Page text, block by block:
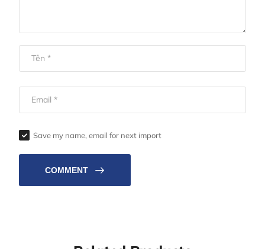
Save my name, email for next import
COMMENT